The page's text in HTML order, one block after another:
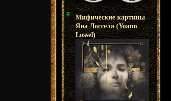
Мифические картины
Яна Лоссела (Yoann
Lossel)